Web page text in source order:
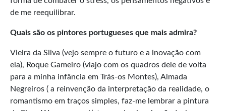
de me reequilibrar.
Quais são os pintores portugueses que mais admira?
Vieira da Silva (vejo sempre o futuro e a inovação com
ela), Roque Gameiro (viajo com os quadros dele de volta
para a minha infância em Trás-os Montes), Almada
Negreiros ( a reinvenção da interpretação da realidade, o
romantismo em traços simples, faz-me lembrar a pintura